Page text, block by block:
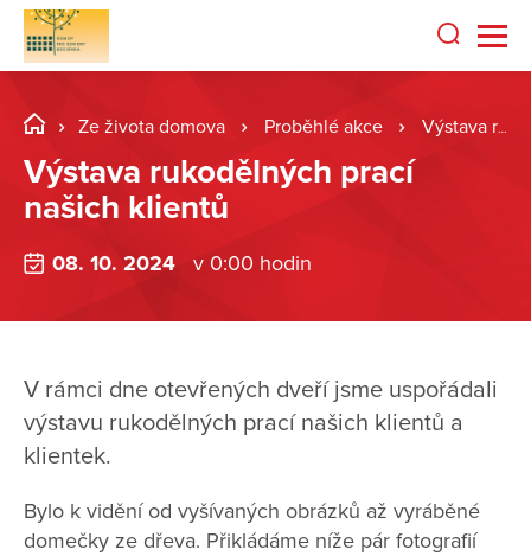
Ze života domova Proběhlé akce Výstava rukodělných prací našich klientů
Výstava rukodělných prací
našich klientů
08. 10. 2024 v 0:00 hodin
V rámci dne otevřených dveří jsme uspořádali
výstavu rukodělných prací našich klientů a
klientek.
Bylo k vidění od vyšívaných obrázků až vyráběné
domečky ze dřeva. Přikládáme níže pár fotografií